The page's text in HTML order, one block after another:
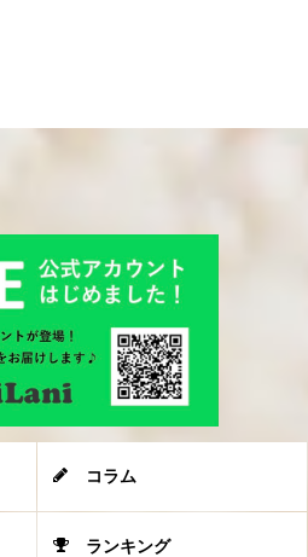
コラム
ランキング